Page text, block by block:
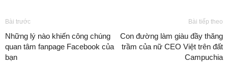
Bài trước
Những lý nào khiến công chúng
quan tâm fanpage Facebook của
bạn
Bài tiếp theo
Con đường làm giàu đầy thăng
trầm của nữ CEO Việt trên đất
Campuchia